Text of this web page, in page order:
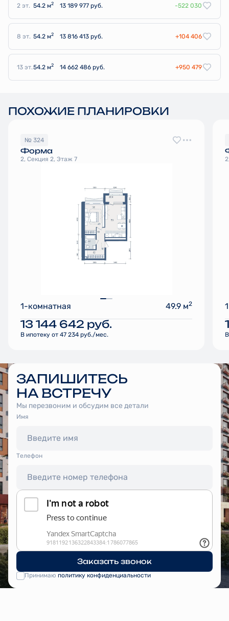
2 эт. 54.2 м2 13 189 977 руб. -522 030
8 эт. 54.2 м2 13 816 413 руб. +104 406
13 эт.54.2 м2 14 662 486 руб. +950 479
ПОХОЖИЕ ПЛАНИРОВКИ
№ 324
Форма
2, Секция 2, Этаж 7
1-комнатная 49.9 м2
13 144 642 руб.
В ипотеку от 47 234 руб./мес.
ЗАПИШИТЕСЬ
НА ВСТРЕЧУ
Мы перезвоним и обсудим все детали
Имя
Tелефон
Заказать звонок
Принимаю политику конфиденциальности